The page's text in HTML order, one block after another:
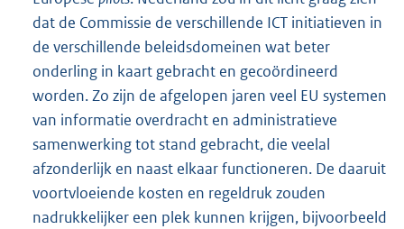
dat de Commissie de verschillende ICT initiatieven in
de verschillende beleidsdomeinen wat beter
onderling in kaart gebracht en gecoördineerd
worden. Zo zijn de afgelopen jaren veel EU systemen
van informatie overdracht en administratieve
samenwerking tot stand gebracht, die veelal
afzonderlijk en naast elkaar functioneren. De daaruit
voortvloeiende kosten en regeldruk zouden
nadrukkelijker een plek kunnen krijgen, bijvoorbeeld